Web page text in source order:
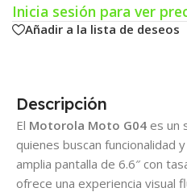
Inicia sesión para ver
Añadir a la lista de deseos
Descripción
El Motorola Moto G04 es un
quienes buscan funcionalidad
amplia pantalla de 6.6″ con
ofrece una experiencia visual